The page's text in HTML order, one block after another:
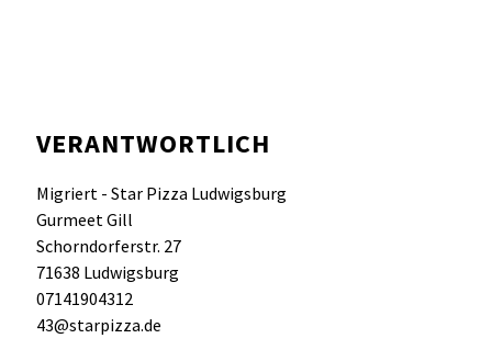
VERANTWORTLICH
Migriert - Star Pizza Ludwigsburg
Gurmeet Gill
Schorndorferstr. 27
71638 Ludwigsburg
07141904312
43@starpizza.de